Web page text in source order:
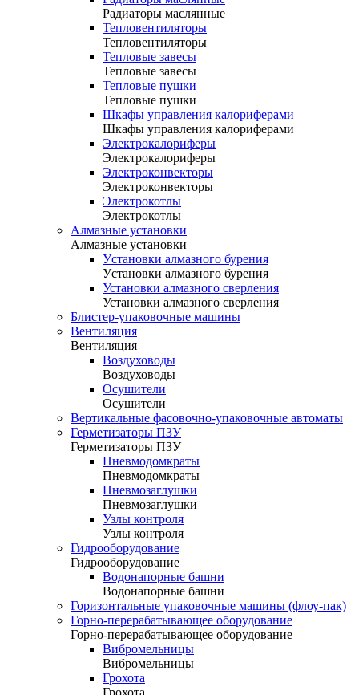
Радиаторы маслянные
Тепловентиляторы
Тепловентиляторы
Тепловые завесы
Тепловые завесы
Тепловые пушки
Тепловые пушки
Шкафы управления калориферами
Шкафы управления калориферами
Электрокалориферы
Электрокалориферы
Электроконвекторы
Электроконвекторы
Электрокотлы
Электрокотлы
Алмазные установки
Алмазные установки
Уcтановки алмазного бурения
Уcтановки алмазного бурения
Установки алмазного сверления
Установки алмазного сверления
Блистер-упаковочные машины
Вентиляция
Вентиляция
Воздуховоды
Воздуховоды
Осушители
Осушители
Вертикальные фасовочно-упаковочные автоматы
Герметизаторы ПЗУ
Герметизаторы ПЗУ
Пневмодомкраты
Пневмодомкраты
Пневмозаглушки
Пневмозаглушки
Узлы контроля
Узлы контроля
Гидрооборудование
Гидрооборудование
Водонапорные башни
Водонапорные башни
Горизонтальные упаковочные машины (флоу-пак)
Горно-перерабатывающее оборудование
Горно-перерабатывающее оборудование
Вибромельницы
Вибромельницы
Грохота
Грохота